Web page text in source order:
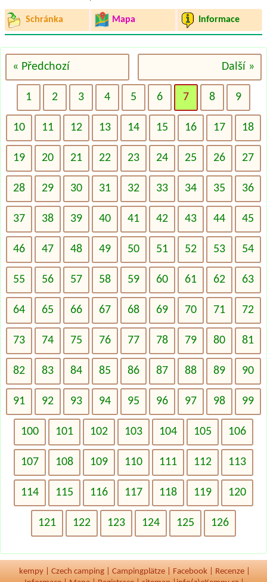
Schránka Mapa Informace
« Předchozí Další »
1 2 3 4 5 6 7 8 9
10 11 12 13 14 15 16 17 18
19 20 21 22 23 24 25 26 27
28 29 30 31 32 33 34 35 36
37 38 39 40 41 42 43 44 45
46 47 48 49 50 51 52 53 54
55 56 57 58 59 60 61 62 63
64 65 66 67 68 69 70 71 72
73 74 75 76 77 78 79 80 81
82 83 84 85 86 87 88 89 90
91 92 93 94 95 96 97 98 99
100 101 102 103 104 105 106
107 108 109 110 111 112 113
114 115 116 117 118 119 120
121 122 123 124 125 126
kempy Czech camping Campingplätze Facebook Recenze